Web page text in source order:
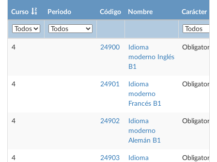
Curso Periodo Código Nombre Carácter
4 24900
Idioma
moderno Inglés
B1
Obligatoria
4 24901
Idioma
moderno
Francés B1
Obligatoria
4 24902
Idioma
moderno
Alemán B1
Obligatoria
4 24903
Idioma
Obligatoria